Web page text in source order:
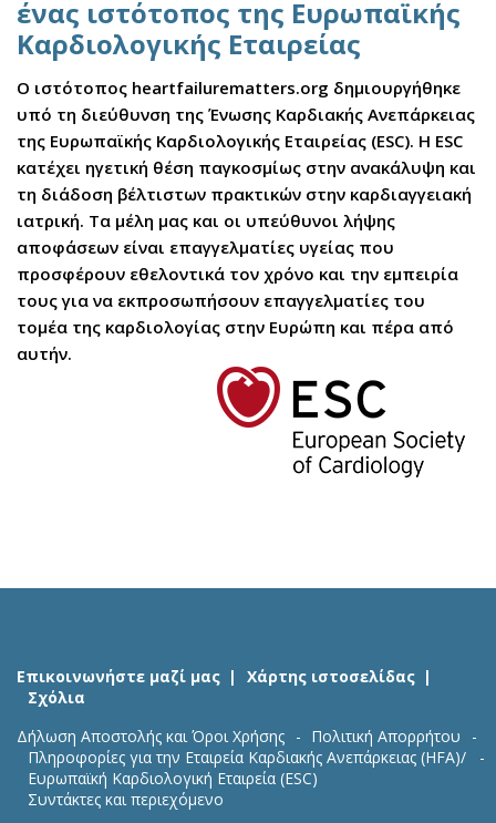
ένας ιστότοπος της Ευρωπαϊκής
Καρδιολογικής Εταιρείας
Ο ιστότοπος heartfailurematters.org δημιουργήθηκε
υπό τη διεύθυνση της Ένωσης Καρδιακής Ανεπάρκειας
της Ευρωπαϊκής Καρδιολογικής Εταιρείας (ESC). Η ESC
κατέχει ηγετική θέση παγκοσμίως στην ανακάλυψη και
τη διάδοση βέλτιστων πρακτικών στην καρδιαγγειακή
ιατρική. Τα μέλη μας και οι υπεύθυνοι λήψης
αποφάσεων είναι επαγγελματίες υγείας που
προσφέρουν εθελοντικά τον χρόνο και την εμπειρία
τους για να εκπροσωπήσουν επαγγελματίες του
τομέα της καρδιολογίας στην Ευρώπη και πέρα από
αυτήν.
Επικοινωνήστε μαζί μας
Χάρτης ιστοσελίδας
Σχόλια
Δήλωση Αποστολής και Όροι Χρήσης
Πολιτική Απορρήτου
Πληροφορίες για την Εταιρεία Καρδιακής Ανεπάρκειας (HFA)/
Ευρωπαϊκή Καρδιολογική Εταιρεία (ESC)
Συντάκτες και περιεχόμενο